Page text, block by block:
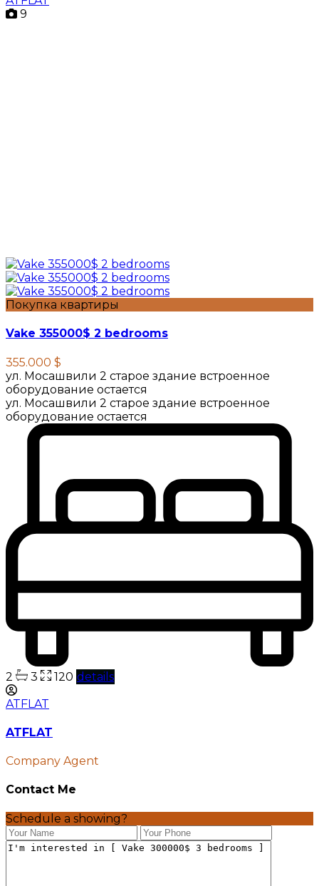
9
Покупка квартиры
Vake 355000$ 2 bedrooms
355.000 $
ул. Мосашвили 2 старое здание встроенное
оборудование остается
ул. Мосашвили 2 старое здание встроенное
оборудование остается
2 3 120 details
ATFLAT
ATFLAT
Company Agent
Contact Me
Schedule a showing?